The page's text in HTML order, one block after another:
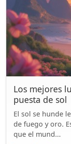
Los mejores
puesta de sol
El sol se hunde
de fuego y oro.
que el mund...